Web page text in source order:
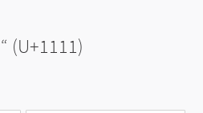
“ (U+1111)